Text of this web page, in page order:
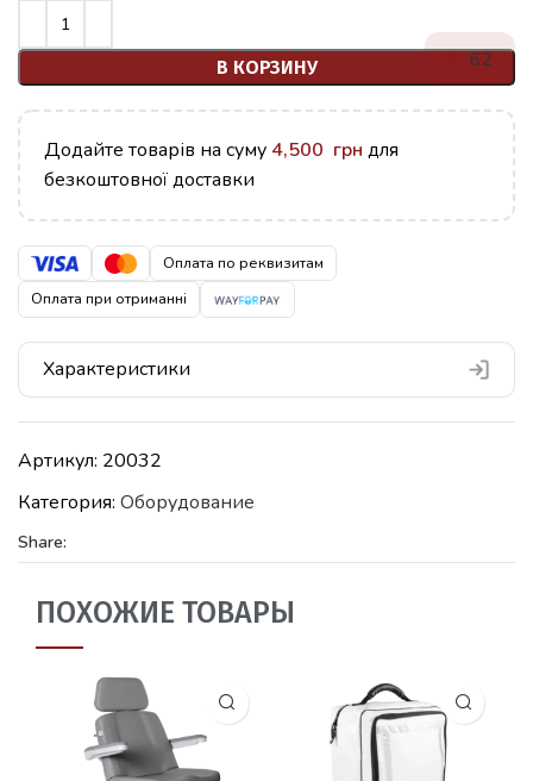
В КОРЗИНУ 62
Додайте товарів на суму 4,500 грн для
безкоштовної доставки
Оплата по реквизитам
Оплата при отриманні
Характеристики
Артикул: 20032
Категория: Оборудование
Share:
ПОХОЖИЕ ТОВАРЫ